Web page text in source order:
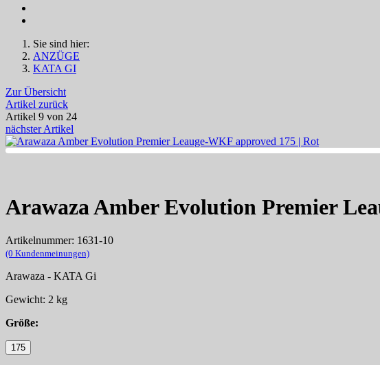
Sie sind hier:
ANZÜGE
KATA GI
Zur Übersicht
Artikel zurück
Artikel 9 von 24
nächster Artikel
Arawaza Amber Evolution Premier
Artikelnummer: 1631-10
(0 Kundenmeinungen)
Arawaza - KATA Gi
Gewicht: 2 kg
Größe:
175